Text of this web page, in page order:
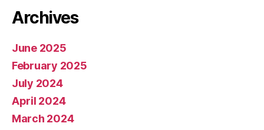
Archives
June 2025
February 2025
July 2024
April 2024
March 2024